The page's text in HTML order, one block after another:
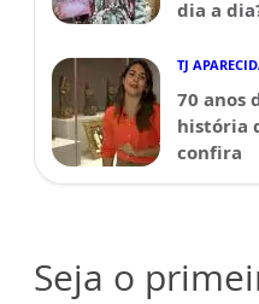
dia a
TJ
70 anos
história
confira
Seja o